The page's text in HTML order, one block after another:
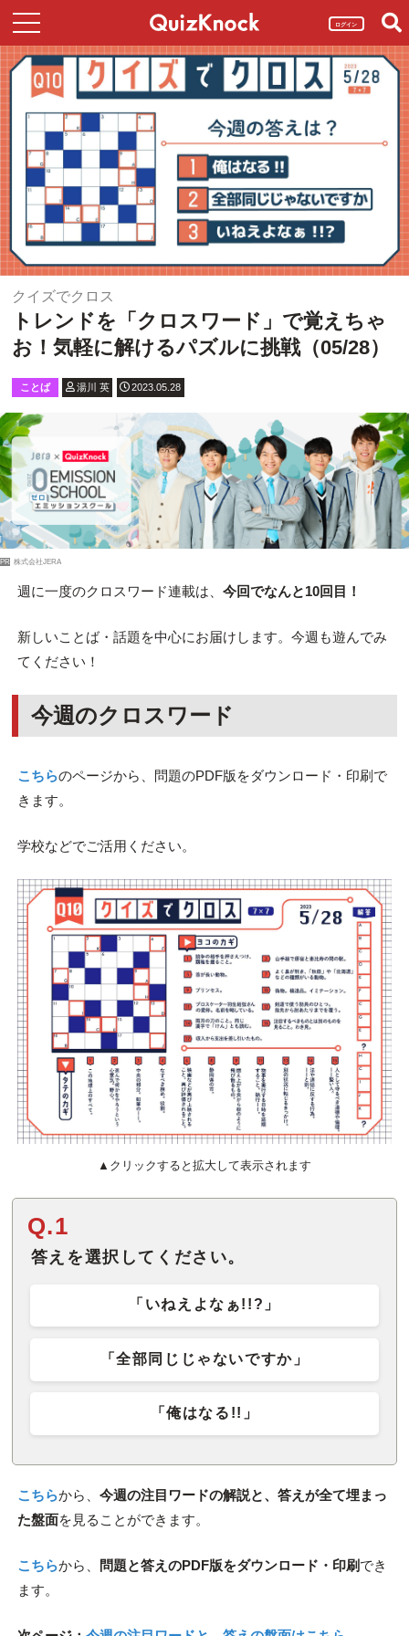
ログイン
クイズでクロス
トレンドを「クロスワード」で覚えちゃ
お！気軽に解けるパズルに挑戦（05/28）
ことば 湯川 英 2023.05.28
PR 株式会社JERA
週に一度のクロスワード連載は、 今回でなんと10回目！
新しいことば・話題を中心にお届けします。今週も遊んでみ
てください！
今週のクロスワード
こちらのページから、問題のPDF版をダウンロード・印刷で
きます。
学校などでご活用ください。
▲クリックすると拡大して表示されます
Q.1
答えを選択してください。
「いねえよなぁ!!?」
「全部同じじゃないですか」
「俺はなる!!」
こちらから、 今週の注目ワードの解説と、答えが全て埋まっ
た盤面を見ることができます。
こちらから、 問題と答えのPDF版をダウンロード・印刷でき
ます。